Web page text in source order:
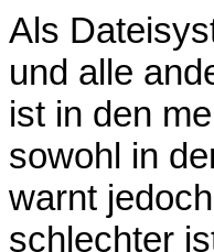
Als
und alle
ist in den
sowohl in
warnt
schlechter